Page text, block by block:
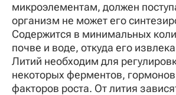
микроэлементам, должен
организм не может его
Содержится в минимальных
почве и воде, откуда его
Литий необходим для
некоторых ферментов,
факторов роста. От лития